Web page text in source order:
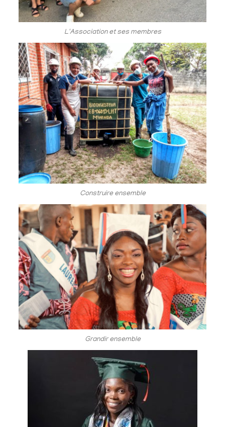
L'Association et ses membres
Construire ensemble
Grandir ensemble